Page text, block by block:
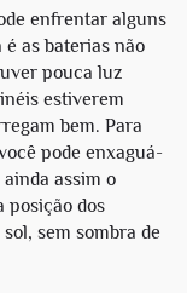
enfrentar alguns
as baterias não
pouca luz
estiverem
bem. Para
pode enxaguá-
assim o
posição dos
sem sombra de